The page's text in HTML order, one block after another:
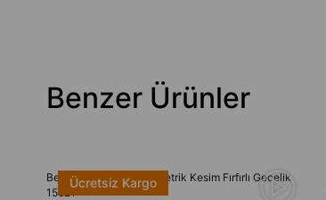
Benzer Ürünler
Bella Notte Kırmızı Asimetrik Kesim Fırfırlı Gecelik
15621
Ücretsiz Kargo